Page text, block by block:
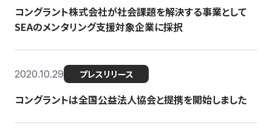
コングラント株式会社が社会課題を解決する事業として
SEAのメンタリング支援対象企業に採択
2020.10.29 プレスリリース
コングラントは全国公益法人協会と提携を開始しました